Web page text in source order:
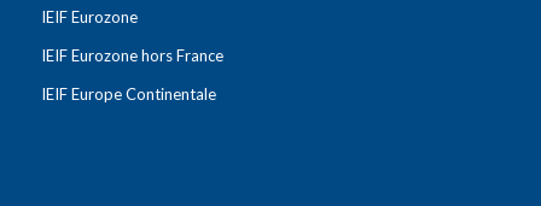
IEIF Eurozone
IEIF Eurozone hors France
IEIF Europe Continentale